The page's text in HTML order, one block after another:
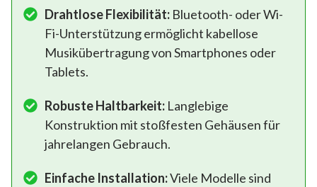
Drahtlose Flexibilität: Bluetooth- oder Wi-
Fi-Unterstützung ermöglicht kabellose
Musikübertragung von Smartphones oder
Tablets.
Robuste Haltbarkeit: Langlebige
Konstruktion mit stoßfesten Gehäusen für
jahrelangen Gebrauch.
Einfache Installation:Viele Modelle sind